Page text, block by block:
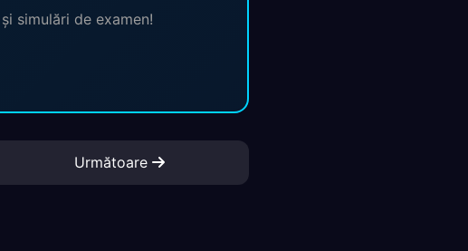
simulări de examen!
Următoare